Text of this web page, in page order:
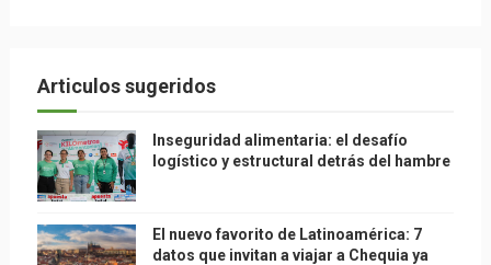
Articulos sugeridos
Inseguridad alimentaria: el desafío
logístico y estructural detrás del hambre
El nuevo favorito de Latinoamérica: 7
datos que invitan a viajar a Chequia ya